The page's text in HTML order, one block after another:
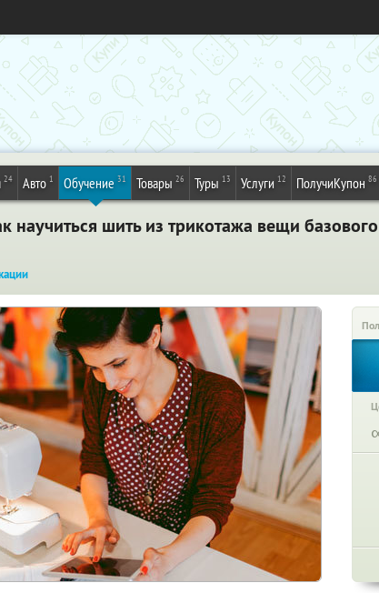
24 Авто 1 Обучение 31 Товары 26 Туры 13 Услуги 12 ПолучиКупон 86
научиться шить из трикотажа вещи